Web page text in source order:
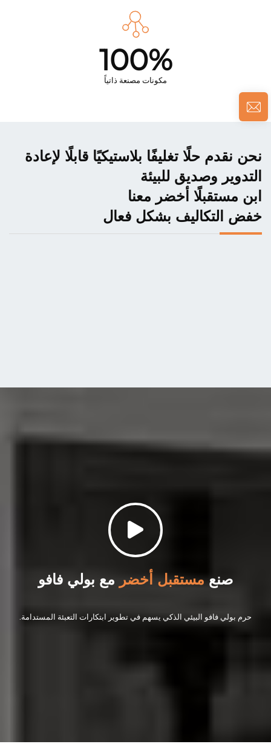
100%
مكونات مصنعة ذاتياً
نحن نقدم حلًا تغليفًا بلاستيكيًا قابلًا لإعادة
التدوير وصديق للبيئة
ابن مستقبلًا أخضر معنا
خفض التكاليف بشكل فعال
صنعمستقبل أخضر مع بولي فافو
حرم بولي فافو البيئي الذكي يسهم في تطوير ابتكارات التعبئة المستدامة.